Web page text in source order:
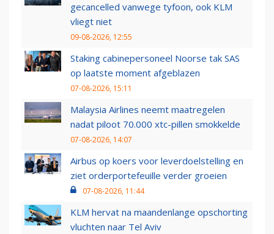
gecancelled vanwege tyfoon, ook KLM
vliegt niet
09-08-2026, 12:55
Staking cabinepersoneel Noorse tak SAS
op laatste moment afgeblazen
07-08-2026, 15:11
Malaysia Airlines neemt maatregelen
nadat piloot 70.000 xtc-pillen smokkelde
07-08-2026, 14:07
Airbus op koers voor leverdoelstelling en
ziet orderportefeuille verder groeien
07-08-2026, 11:44
KLM hervat na maandenlange opschorting
vluchten naar Tel Aviv